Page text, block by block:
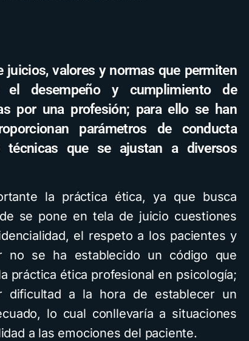
juicios, valores y normas que permiten
el desempeño y cumplimiento de
por una profesión; para ello se han
parámetros de conducta
técnicas que se ajustan a diversos
la práctica ética, ya que busca
se pone en tela de juicio cuestiones
el respeto a los pacientes y
no se ha establecido un código que
práctica ética profesional en psicología;
dificultad a la hora de establecer un
lo cual conllevaría a situaciones
a las emociones del paciente.